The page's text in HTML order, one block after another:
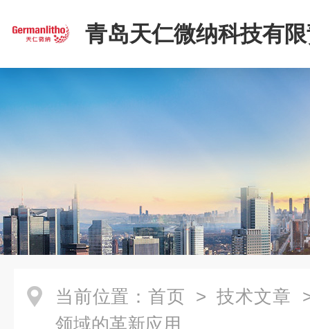
青岛天仁微纳科技有
司
当前位置： 首页 > 技术文章
领域的革新应用